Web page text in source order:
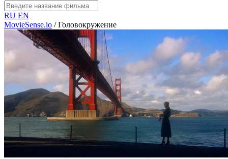
RU EN
MovieSense.io / Головокружение